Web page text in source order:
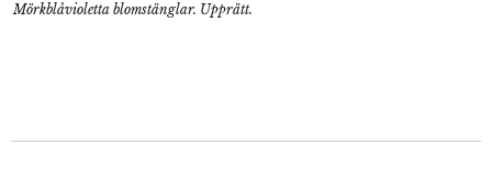
Mörkblåvioletta blomstänglar. Upprätt.